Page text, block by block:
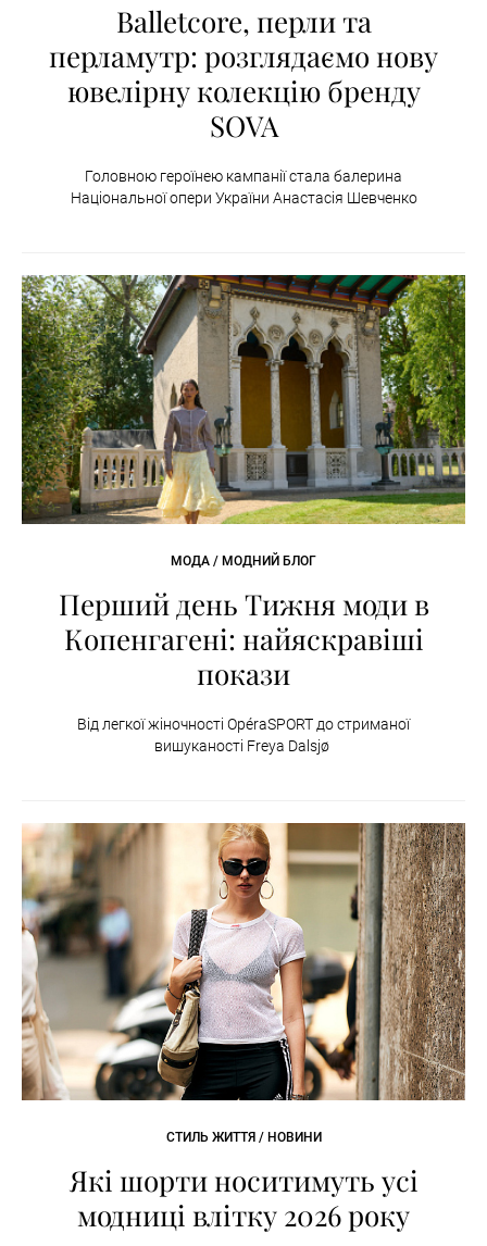
Balletcore, перли та
перламутр: розглядаємо нову
ювелірну колекцію бренду
SOVA
Головною героїнею кампанії стала балерина
Національної опери України Анастасія Шевченко
МОДА / МОДНИЙ БЛОГ
Перший день Тижня моди в
Копенгагені: найяскравіші
покази
Від легкої жіночності OpéraSPORT до стриманої
вишуканості Freya Dalsjø
СТИЛЬ ЖИТТЯ / НОВИНИ
Які шорти носитимуть усі
модниці влітку 2026 року